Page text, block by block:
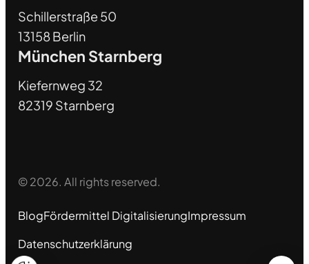
Schillerstraße 50
13158 Berlin
München Starnberg
Kiefernweg 32
82319 Starnberg
© 2026. All rights reserved.
BlogFördermittel DigitalisierungImpressum
Datenschutzerklärung